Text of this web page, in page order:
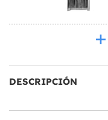
DESCRIPCIÓN